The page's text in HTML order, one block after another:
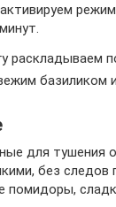
раскладываем
базиликом
для
без следов